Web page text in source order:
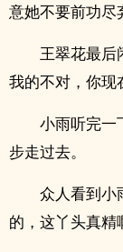
意她不要前功尽
王翠花最后
我的不对，你现
小雨听完一
步走过去。
众人看到小
的，这丫头真精